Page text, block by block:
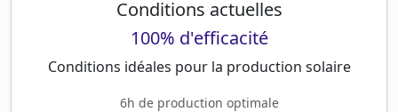
Conditions actuelles
100% d'efficacité
Conditions idéales pour la production solaire
6h de production optimale